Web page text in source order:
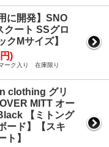
に開発】SNO
クート SSグロ
クMサイズ】
)
ーク入り 在庫限り
clothing グリ
MITT オー
【ミトング
ード】【スキ
ト】